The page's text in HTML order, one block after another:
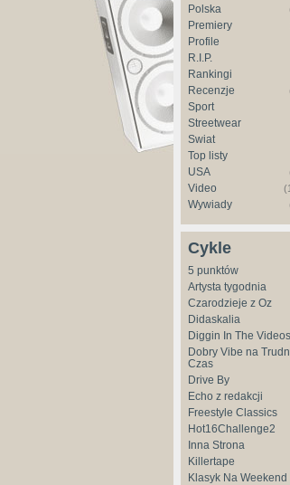
Polska
Premiery
Profile
R.I.P.
Rankingi
Recenzje
Sport
Streetwear
Świat
Top listy
USA
Video
Wywiady
Cykle
5 punktów
Artysta tygodnia
Czarodzieje z Oz
Didaskalia
Diggin In The Videos
Dobry Vibe na
Czas
Drive By
Echo z redakcji
Freestyle Classics
Hot16Challenge2
Inna Strona
Killertape
Klasyk Na Weekend